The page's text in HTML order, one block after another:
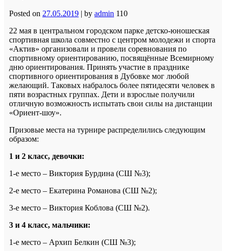
Posted on 27.05.2019 | by admin 110
22 мая в центральном городском парке детско-юношеская
спортивная школа совместно с центром молодежи и спорта
«Актив» организовали и провели соревнования по
спортивному ориентированию, посвящённые Всемирному
дню ориентирования. Принять участие в празднике
спортивного ориентирования в Дубовке мог любой
желающий. Таковых набралось более пятидесяти человек в
пяти возрастных группах. Дети и взрослые получили
отличную возможность испытать свои силы на дистанции
«Ориент-шоу».
Призовые места на турнире распределились следующим
образом:
1 и 2 класс, девочки:
1-е место – Виктория Бурдина (СШ №3);
2-е место – Екатерина Романова (СШ №2);
3-е место – Виктория Коблова (СШ №2).
3 и 4 класс, мальчики:
1-е место – Архип Белкин (СШ №3);